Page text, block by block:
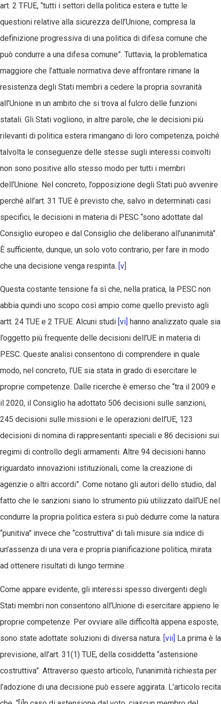
art. 2 TFUE, “tutti i settori della politica estera e tutte le
questioni relative alla sicurezza dell’Unione, compresa la
definizione progressiva di una politica di difesa comune che
può condurre a una difesa comune”. Tuttavia, la problematica
maggiore che l’attuale normativa deve affrontare rimane la
resistenza degli Stati membri a cedere la propria sovranità
all’Unione in un ambito che si trova al fulcro delle funzioni
statali. Gli Stati vogliono, in altre parole, che le decisioni più
rilevanti di politica estera rimangano di loro competenza, poiché
talvolta le conseguenze delle stesse sugli interessi coinvolti
non sono positive allo stesso modo per tutti i membri
dell’Unione. Nel concreto, l’opposizione degli Stati può avvenire
perché all’art. 31 TUE è previsto che, salvo in determinati casi
specifici, le decisioni in materia di PESC “sono adottate dal
Consiglio europeo e dal Consiglio che deliberano all’unanimità”.
È sufficiente, dunque, un solo voto contrario, per fare in modo
che una decisione venga respinta. [v]
Questa costante tensione fa sì che, nella pratica, la PESC non
abbia quindi uno scopo così ampio come quello previsto agli
artt. 24 TUE e 2 TFUE. Alcuni studi [vi] hanno analizzato quale sia
l’oggetto più frequente delle decisioni dell’UE in materia di
PESC. Queste analisi consentono di comprendere in quale
modo, nel concreto, l’UE sia stata in grado di esercitare le
proprie competenze. Dalle ricerche è emerso che “tra il 2009 e
il 2020, il Consiglio ha adottato 506 decisioni sulle sanzioni,
245 decisioni sulle missioni e le operazioni dell’UE, 123
decisioni di nomina di rappresentanti speciali e 86 decisioni sui
regimi di controllo degli armamenti. Altre 94 decisioni hanno
riguardato innovazioni istituzionali, come la creazione di
agenzie o altri accordi”. Come notano gli autori dello studio, dal
fatto che le sanzioni siano lo strumento più utilizzato dall’UE nel
condurre la propria politica estera si può dedurre come la natura
“punitiva” invece che “costruttiva” di tali misure sia indice di
un’assenza di una vera e propria pianificazione politica, mirata
ad ottenere risultati di lungo termine.
Come appare evidente, gli interessi spesso divergenti degli
Stati membri non consentono all’Unione di esercitare appieno le
proprie competenze. Per ovviare alle difficoltà appena esposte,
sono state adottate soluzioni di diversa natura. [vii] La prima è la
previsione, all’art. 31(1) TUE, della cosiddetta “astensione
costruttiva”. Attraverso questo articolo, l’unanimità richiesta per
l’adozione di una decisione può essere aggirata. L’articolo recita